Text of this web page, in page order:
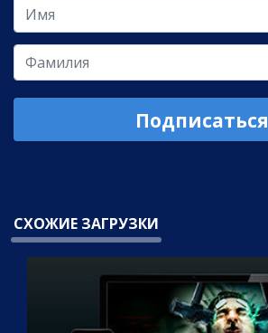
Подписаться
СХОЖИЕ ЗАГРУЗКИ